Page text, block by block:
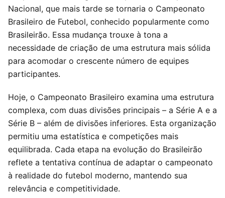
Nacional, que mais tarde se tornaria o Campeonato
Brasileiro de Futebol, conhecido popularmente como
Brasileirão. Essa mudança trouxe à tona a
necessidade de criação de uma estrutura mais sólida
para acomodar o crescente número de equipes
participantes.
Hoje, o Campeonato Brasileiro examina uma estrutura
complexa, com duas divisões principais – a Série A e a
Série B – além de divisões inferiores. Esta organização
permitiu uma estatística e competições mais
equilibrada. Cada etapa na evolução do Brasileirão
reflete a tentativa contínua de adaptar o campeonato
à realidade do futebol moderno, mantendo sua
relevância e competitividade.